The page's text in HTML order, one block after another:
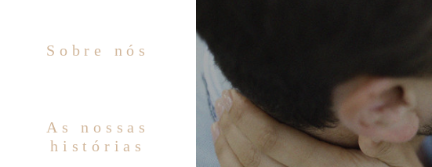
Sobre nós
As nossas
histórias